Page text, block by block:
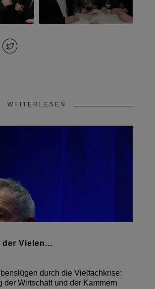
WEITERLESEN
der Vielen...
durch die Vielfachkrise:
der Wirtschaft und der Kammern